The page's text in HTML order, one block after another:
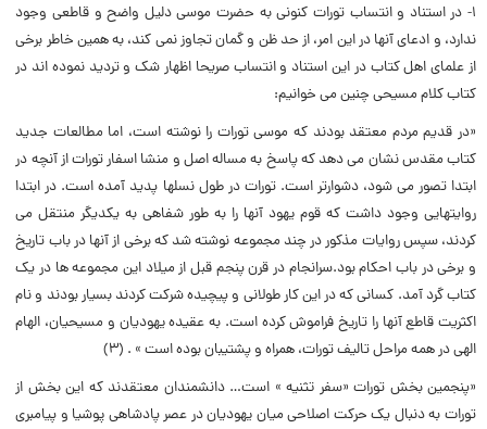
۱- در استناد و انتساب تورات کنونى به حضرت موسى دلیل واضح و قاطعى وجود
ندارد، و ادعاى آنها در این امر، از حد ظن و گمان تجاوز نمى کند، به همین خاطر برخى
از علماى اهل کتاب در این استناد و انتساب صریحا اظهار شک و تردید نموده اند در
کتاب کلام مسیحى چنین مى خوانیم:
«در قدیم مردم معتقد بودند که موسى تورات را نوشته است، اما مطالعات جدید
کتاب مقدس نشان مى دهد که پاسخ به مساله اصل و منشا اسفار تورات از آنچه در
ابتدا تصور مى شود، دشوارتر است. تورات در طول نسلها پدید آمده است. در ابتدا
روایتهایى وجود داشت که قوم یهود آنها را به طور شفاهى به یکدیگر منتقل مى
کردند، سپس روایات مذکور در چند مجموعه نوشته شد که برخى از آنها در باب تاریخ
و برخى در باب احکام بود.سرانجام در قرن پنجم قبل از میلاد این مجموعه ها در یک
کتاب گرد آمد. کسانى که در این کار طولانى و پیچیده شرکت کردند بسیار بودند و نام
اکثریت قاطع آنها را تاریخ فراموش کرده است. به عقیده یهودیان و مسیحیان، الهام
الهى در همه مراحل تالیف تورات، همراه و پشتیبان بوده است » . (۳)
«پنجمین بخش تورات «سفر تثنیه » است… دانشمندان معتقدند که این بخش از
تورات به دنبال یک حرکت اصلاحى میان یهودیان در عصر پادشاهى پوشیا و پیامبرى